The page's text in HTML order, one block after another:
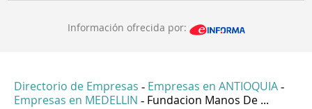
Información ofrecida por:
Directorio de Empresas - Empresas en ANTIOQUIA -
Empresas en MEDELLIN - Fundacion Manos De ...